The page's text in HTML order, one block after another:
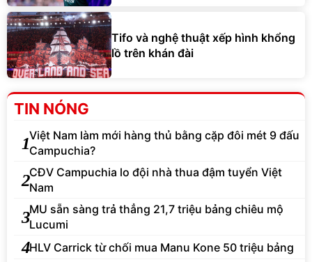
Tifo và nghệ thuật xếp hình khổng
lồ trên khán đài
TIN NÓNG
1Việt Nam làm mới hàng thủ bằng cặp đôi mét 9 đấu
Campuchia?
2CĐV Campuchia lo đội nhà thua đậm tuyển Việt
Nam
3MU sẵn sàng trả thẳng 21,7 triệu bảng chiêu mộ
Lucumi
4HLV Carrick từ chối mua Manu Kone 50 triệu bảng